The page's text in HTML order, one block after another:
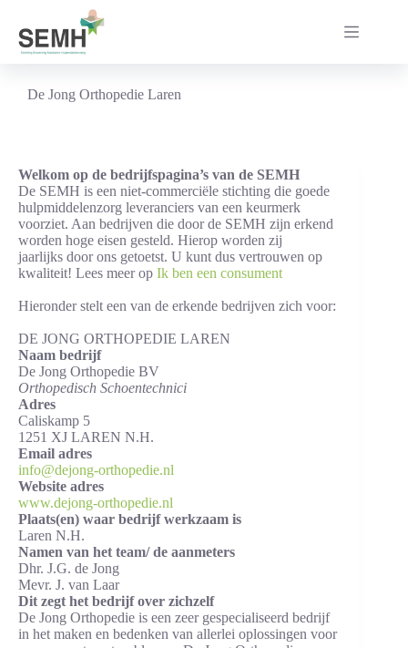
inhoud
De Jong Orthopedie Laren
Welkom op de bedrijfspagina’s van de SEMH
De SEMH is een niet-commerciële stichting die goede
hulpmiddelenzorg leveranciers van een keurmerk
voorziet. Aan bedrijven die door de SEMH zijn erkend
worden hoge eisen gesteld. Hierop worden zij
jaarlijks door ons getoetst. U kunt dus vertrouwen op
kwaliteit! Lees meer op Ik ben een consument
Hieronder stelt een van de erkende bedrijven zich voor:
DE JONG ORTHOPEDIE LAREN
Naam bedrijf
De Jong Orthopedie BV
Orthopedisch Schoentechnici
Adres
Caliskamp 5
1251 XJ LAREN N.H.
Email adres
info@dejong-orthopedie.nl
Website adres
www.dejong-orthopedie.nl
Plaats(en) waar bedrijf werkzaam is
Laren N.H.
Namen van het team/ de aanmeters
Dhr. J.G. de Jong
Mevr. J. van Laar
Dit zegt het bedrijf over zichzelf
De Jong Orthopedie is een zeer gespecialiseerd bedrijf
in het maken en bedenken van allerlei oplossingen voor